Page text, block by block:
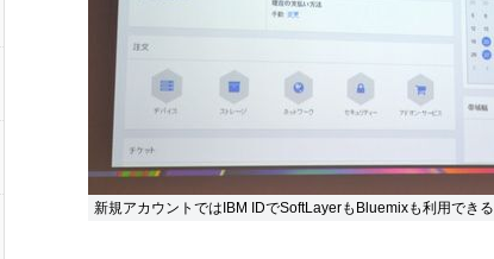
新規アカウントではIBM IDでSoftLayerもBluemixも利用できる